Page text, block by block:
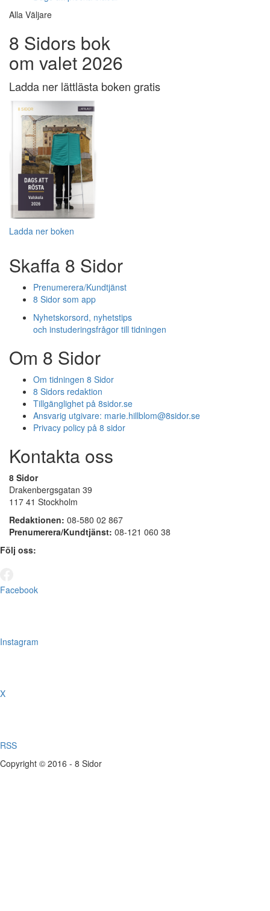
Alla Väljare
8 Sidors bok
om valet 2026
Ladda ner lättlästa boken gratis
Ladda ner boken
Skaffa 8 Sidor
Prenumerera/Kundtjänst
8 Sidor som app
Nyhetskorsord, nyhetstips
och instuderingsfrågor till tidningen
Om 8 Sidor
Om tidningen 8 Sidor
8 Sidors redaktion
Tillgänglighet på 8sidor.se
Ansvarig utgivare: marie.hillblom@8sidor.se
Privacy policy på 8 sidor
Kontakta oss
8 Sidor
Drakenbergsgatan 39
117 41 Stockholm
Redaktionen: 08-580 02 867
Prenumerera/Kundtjänst: 08-121 060 38
Följ oss:
Facebook
Instagram
X
RSS
Copyright © 2016 - 8 Sidor